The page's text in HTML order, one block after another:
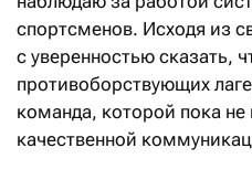
спортсменов. Исходя из
с уверенностью сказать,
противоборствующих
команда, которой пока не
качественной